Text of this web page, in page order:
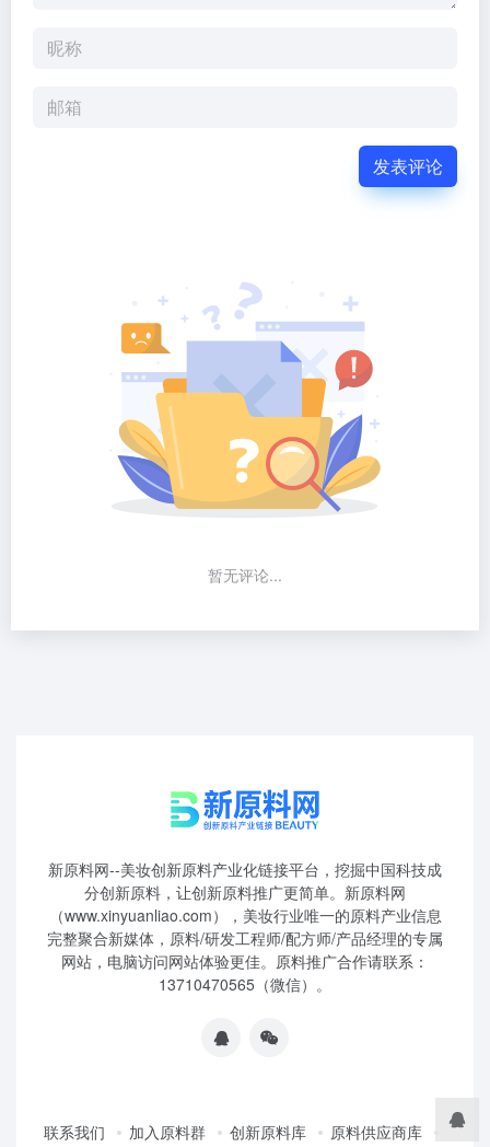
发表评论
暂无评论...
新原料网--美妆创新原料产业化链接平台，挖掘中国科技成
分创新原料，让创新原料推广更简单。新原料网
（www.xinyuanliao.com），美妆行业唯一的原料产业信息
完整聚合新媒体，原料/研发工程师/配方师/产品经理的专属
网站，电脑访问网站体验更佳。原料推广合作请联系：
13710470565（微信）。
联系我们 加入原料群 创新原料库
原料供应商库